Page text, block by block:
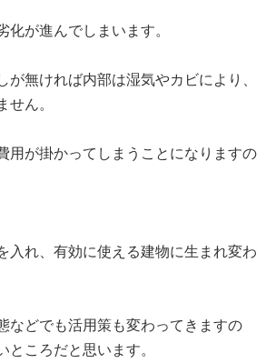
が進んでしまいます。
無ければ内部は湿気やカビにより、
ん。
が掛かってしまうことになりますの
れ、有効に使える建物に生まれ変わ
どでも活用策も変わってきますの
ころだと思います。